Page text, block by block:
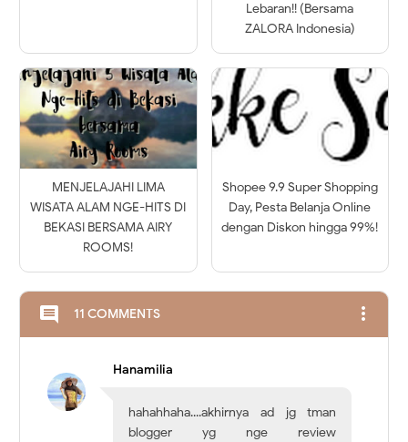
Lebaran!! (Bersama
ZALORA Indonesia)
MENJELAJAHI LIMA
WISATA ALAM NGE-HITS DI
BEKASI BERSAMA AIRY
ROOMS!
Shopee 9.9 Super Shopping
Day, Pesta Belanja Online
dengan Diskon hingga 99%!
comment 11 COMMENTS more_vert
Hanamilia
hahahhaha....akhirnya ad jg tman
blogger yg nge review